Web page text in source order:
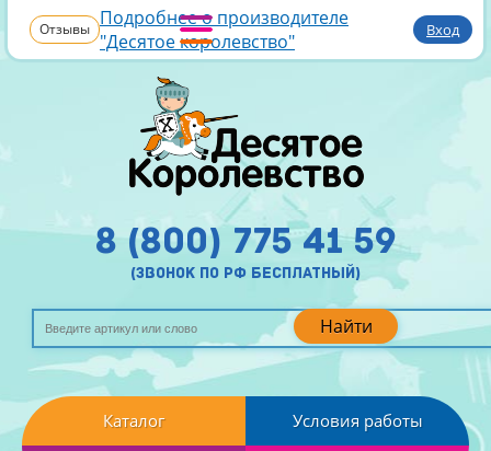
Отзывы Подробнее о производителе
"Десятое королевство"
Вход
Найти
8 (800) 775 41 59
(звонок по рф бесплатный)
Каталог Условия работы